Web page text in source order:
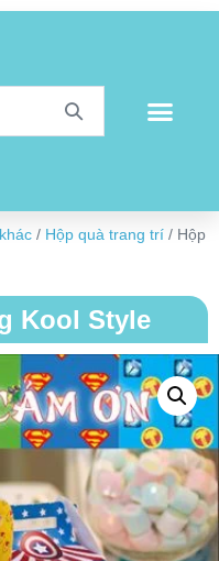
/ Hộp quà trang trí / Hộp
Kool Style